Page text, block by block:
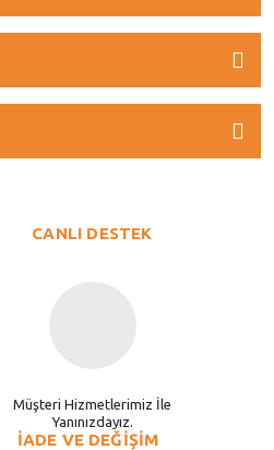
CANLI DESTEK
Müşteri Hizmetlerimiz İle
Yanınızdayız.
İADE VE DEĞİŞİM